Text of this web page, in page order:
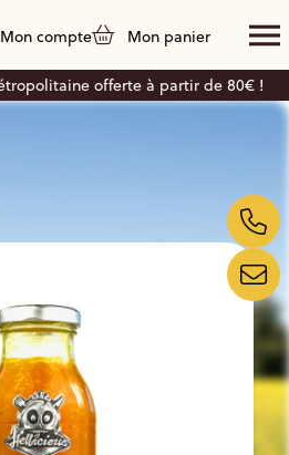
Mon compte Mon panier
offerte à partir de 80€ !